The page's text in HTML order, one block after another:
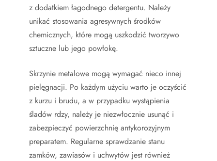
z dodatkiem łagodnego detergentu. Należy
unikać stosowania agresywnych środków
chemicznych, które mogą uszkodzić tworzywo
sztuczne lub jego powłokę.
Skrzynie metalowe mogą wymagać nieco innej
pielęgnacji. Po każdym użyciu warto je oczyścić
z kurzu i brudu, a w przypadku wystąpienia
śladów rdzy, należy je niezwłocznie usunąć i
zabezpieczyć powierzchnię antykorozyjnym
preparatem. Regularne sprawdzanie stanu
zamków, zawiasów i uchwytów jest również